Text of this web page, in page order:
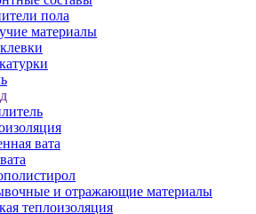
пола
материалы
вата
и отражающие материалы
теплоизоляция